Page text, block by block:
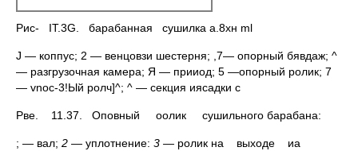
Рис- IT.3G. барабанная сушилка а.8хн ml
J — коппус; 2 — венцовзи шестерня; ,7— опорный бявдаж; ^
— разгрузочная камера; Я — прииод; 5 —опорный ролик; 7
— vnoc-3!Ый ролч]^; ^ — секция иясадки с
Рве. 11.37. Оповный оолик сушильного барабана:
; — вал; 2 — уплотнение: 3 — ролик на выходе иа